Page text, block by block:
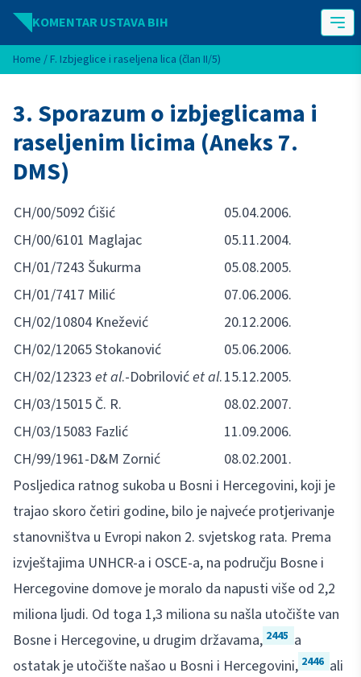
Idi na sadržaj
KOMENTAR USTAVA BIH
Home / F. Izbjeglice i raseljena lica (član II/5)
3. Sporazum o izbjeglicama i
raseljenim licima (Aneks 7.
DMS)
CH/00/5092 Ćišić
05.04.2006.
CH/00/6101 Maglajac
05.11.2004.
CH/01/7243 Šukurma
05.08.2005.
CH/01/7417 Milić
07.06.2006.
CH/02/10804 Knežević
20.12.2006.
CH/02/12065 Stokanović
05.06.2006.
CH/02/12323 et al.-Dobrilovićet al.15.12.2005.
CH/03/15015 Č. R.
08.02.2007.
CH/03/15083 Fazlić
11.09.2006.
CH/99/1961-D&M Zornić
08.02.2001.
Posljedica ratnog sukoba u Bosni i Hercegovini, koji je
trajao skoro četiri godine, bilo je najveće protjerivanje
stanovništva u Evropi nakon 2. svjetskog rata. Prema
izvještajima UNHCR-a i OSCE-a, na području Bosne i
Hercegovine domove je moralo da napusti više od 2,2
miliona ljudi. Od toga 1,3 miliona su našla utočište van
Bosne i Hercegovine, u drugim državama, 2445 a
ostatak je utočište našao u Bosni i Hercegovini, 2446 ali